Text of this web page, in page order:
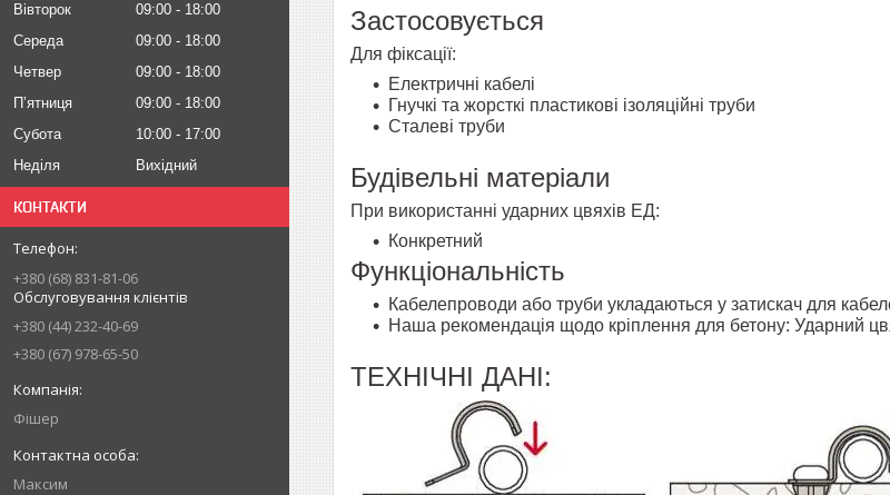
Вівторок
09:00
18:00
Середа
09:00
18:00
Четвер
09:00
18:00
Пʼятниця
09:00
18:00
Субота
10:00
17:00
Неділя
Вихідний
КОНТАКТИ
+380 (68) 831-81-06
Обслуговування клієнтів
+380 (44) 232-40-69
+380 (67) 978-65-50
Фішер
Максим
Застосовується
Для фіксації:
Електричні кабелі
Гнучкі та жорсткі пластикові ізоляційні труби
Сталеві труби
Будівельні матеріали
При використанні ударних цвяхів ЕД:
Конкретний
Функціональність
Кабелепроводи або труби укладаються у затискач для
Наша рекомендація щодо кріплення для бетону: Ударний
ТЕХНІЧНІ ДАНІ: